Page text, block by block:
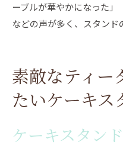
ーブルが華やかになった」
などの声が多く、スタンド
素敵なティー
たいケーキス
ケーキスタン